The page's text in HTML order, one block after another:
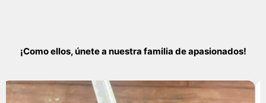
¡Como ellos, únete a nuestra familia de apasionados!